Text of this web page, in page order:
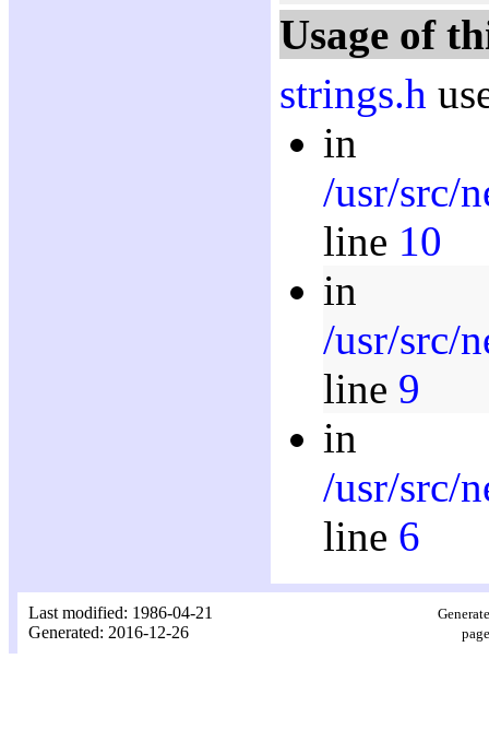
Usage of
strings.h
in
/usr/src/
line 10
in
/usr/src/
line 9
in
/usr/src/
line 6
Last modified: 1986-04-21
Generated: 2016-12-26